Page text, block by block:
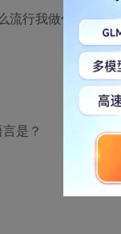
流行我做什么
是？